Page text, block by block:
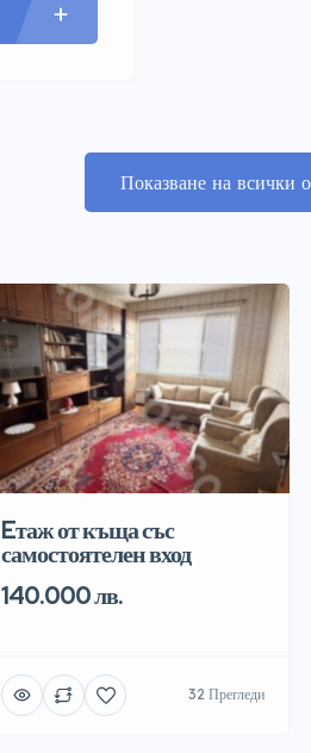
Показване на
Eтаж от къща със
самостоятелен вход
140.000 лв.
32 Прегледи